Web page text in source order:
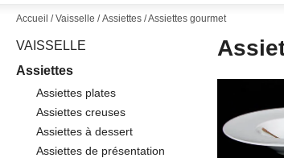
Accueil /Vaisselle /Assiettes / Assiettes gourmet
VAISSELLE
Assiettes
Assiettes plates
Assiettes creuses
Assiettes à dessert
Assiettes de présentation